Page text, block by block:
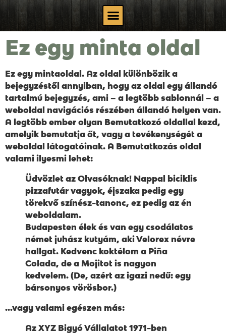
Ez egy minta oldal
Ez egy mintaoldal. Az oldal különbözik a
bejegyzéstől annyiban, hogy az oldal egy állandó
tartalmú bejegyzés, ami – a legtöbb sablonnál – a
weboldal navigációs részében állandó helyen van.
A legtöbb ember olyan Bemutatkozó oldallal kezd,
amelyik bemutatja őt, vagy a tevékenységét a
weboldal látogatóinak. A Bemutatkozás oldal
valami ilyesmi lehet:
Üdvözlet az Olvasóknak! Nappal biciklis
pizzafutár vagyok, éjszaka pedig egy
törekvő színész-tanonc, ez pedig az én
weboldalam.
Budapesten élek és van egy csodálatos
német juhász kutyám, aki Velorex névre
hallgat. Kedvenc koktélom a Piña
Colada, de a Mojitot is nagyon
kedvelem. (De, azért az igazi nedű: egy
bársonyos vörösbor.)
…vagy valami egészen más:
Az XYZ Bigyó Vállalatot 1971-ben